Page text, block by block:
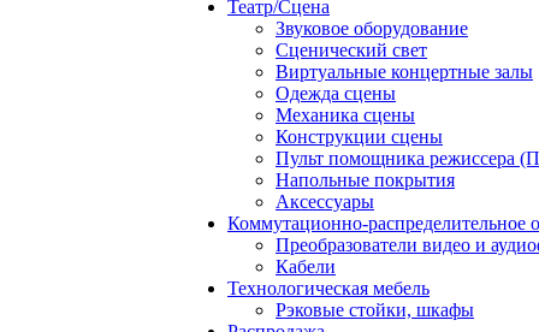
Театр/Сцена
Звуковое оборудование
Сценический свет
Виртуальные концертные залы
Одежда сцены
Механика сцены
Конструкции сцены
Пульт помощника режиссера
Напольные покрытия
Аксессуары
Коммутационно-распределительное
Преобразователи видео и
Кабели
Технологическая мебель
Рэковые стойки, шкафы